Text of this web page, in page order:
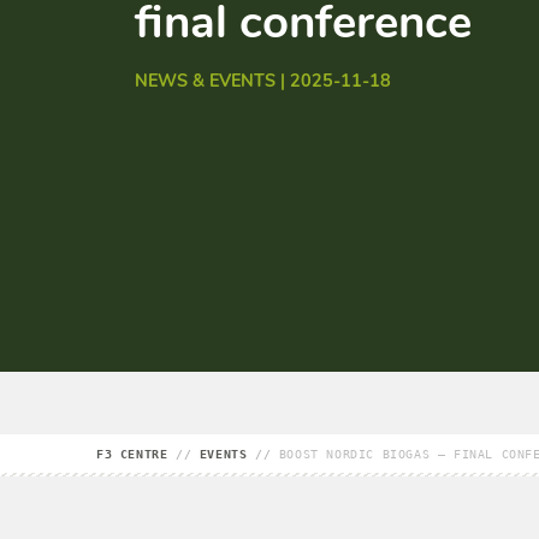
final conference
NEWS & EVENTS | 2025-11-18
F3 CENTRE // EVENTS // BOOST NORDIC BIOGAS – FINAL